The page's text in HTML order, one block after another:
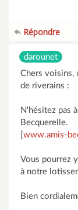
Répondre
darounet
Chers voisins,
de riverains :
N'hésitez pas
Becquerelle.
www.amis-
Vous pourrez
à notre
Bien